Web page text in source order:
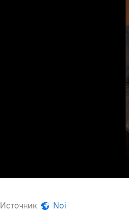
Источник Noi